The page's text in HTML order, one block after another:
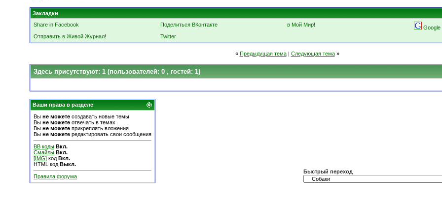
Закладки
Share in Facebook
Поделиться ВКонтакте в Мой Мир!
Google
Отправить в Живой Журнал!
Twitter
« Предыдущая тема| Следующая тема »
Здесь присутствуют: 1 (пользователей: 0 , гостей: 1)
Ваши права в разделе
Вы не можете создавать новые темы
Вы не можете отвечать в темах
Вы не можете прикреплять вложения
Вы не можете редактировать свои сообщения
BB коды Вкл.
Смайлы Вкл.
[IMG] код Вкл.
HTML код Выкл.
Правила форума
Быстрый переход